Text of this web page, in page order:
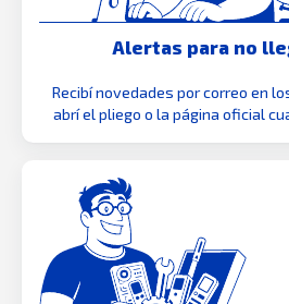
Alertas para no
Recibí novedades por correo en
abrí el pliego o la página oficial